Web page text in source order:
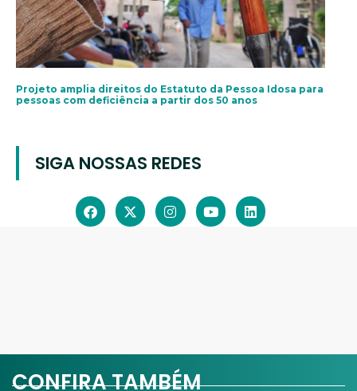
Projeto amplia direitos do Estatuto da Pessoa Idosa para
pessoas com deficiência a partir dos 50 anos
SIGA NOSSAS REDES
CONFIRA TAMBÉM